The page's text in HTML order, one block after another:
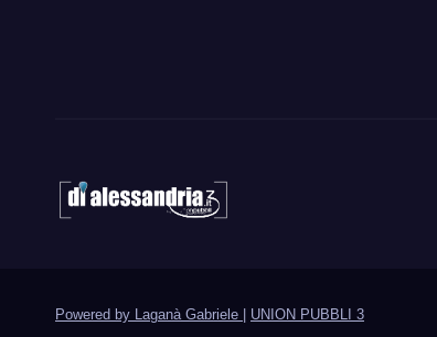
Powered by Laganà Gabriele UNION PUBBLI 3